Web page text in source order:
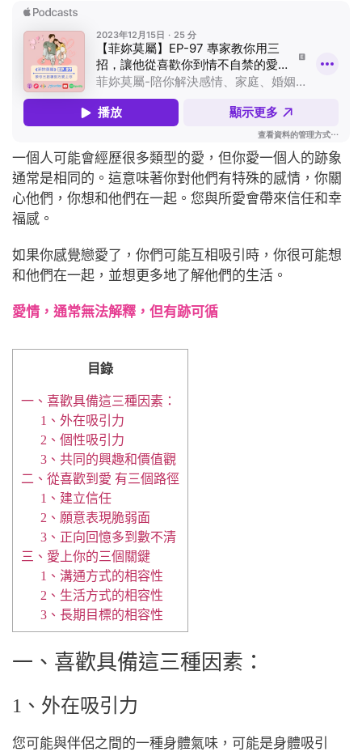
一個人可能會經歷很多類型的愛，但你愛一個人的跡象
通常是相同的。這意味著你對他們有特殊的感情，你關
心他們，你想和他們在一起。您與所愛會帶來信任和幸
福感。
如果你感覺戀愛了，你們可能互相吸引時，你很可能想
和他們在一起，並想更多地了解他們的生活。
愛情，通常無法解釋，但有跡可循
目錄
一、喜歡具備這三種因素：
1、外在吸引力
2、個性吸引力
3、共同的興趣和價值觀
二、從喜歡到愛 有三個路徑
1、建立信任
2、願意表現脆弱面
3、正向回憶多到數不清
三、愛上你的三個關鍵
1、溝通方式的相容性
2、生活方式的相容性
3、長期目標的相容性
一、喜歡具備這三種因素：
1、外在吸引力
您可能與伴侶之間的一種身體氣味，可能是身體吸引